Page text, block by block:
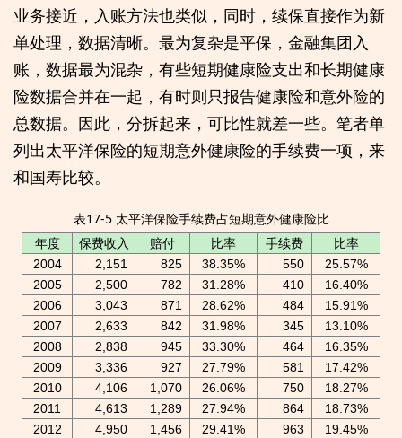
业务接近，入账方法也类似，同时，续保直接作为新
单处理，数据清晰。最为复杂是平保，金融集团入
账，数据最为混杂，有些短期健康险支出和长期健康
险数据合并在一起，有时则只报告健康险和意外险的
总数据。因此，分拆起来，可比性就差一些。笔者单
列出太平洋保险的短期意外健康险的手续费一项，来
和国寿比较。
表17-5 太平洋保险手续费占短期意外健康险比
年度
保费收入 赔付 比率 手续费 比率
2004 2,151 825 38.35% 550
25.57%
2005
2,500 782 31.28% 410
16.40%
2006
3,043 871 28.62% 484
15.91%
2007
2,633 842 31.98% 345
13.10%
2008
2,838 945 33.30% 464
16.35%
2009
3,336 927 27.79% 581
17.42%
2010
4,106 1,070 26.06% 750
18.27%
2011
4,613 1,289 27.94% 864
18.73%
2012
4,950 1,456 29.41% 963
19.45%